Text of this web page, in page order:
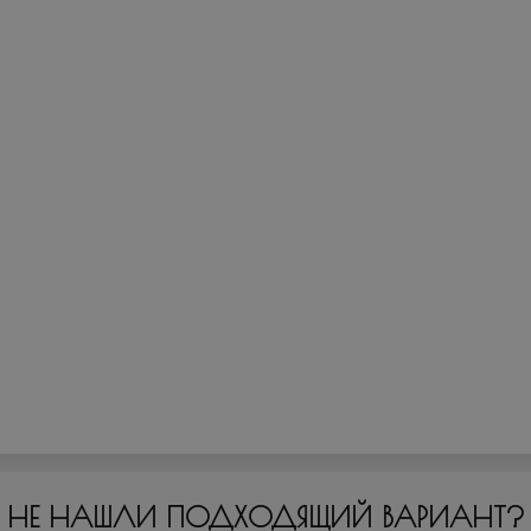
НЕ НАШЛИ ПОДХОДЯЩИЙ ВАРИАНТ?